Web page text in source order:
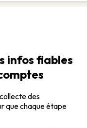
infos fiables
des
que chaque étape